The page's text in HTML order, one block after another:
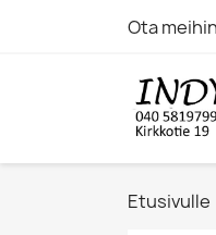
Ota
Etusivulle